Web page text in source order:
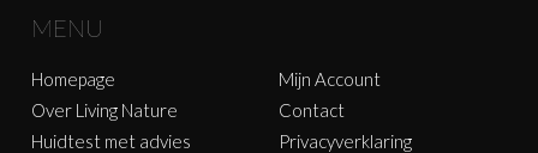
MENU
Homepage
Over Living Nature
Huidtest met advies
Mijn Account
Contact
Privacyverklaring